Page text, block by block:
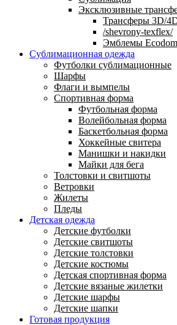
Эксклюзивные
Трансферы 3D/
/shevrony-texflex/
Эмблемы
Сублимационная одежда
Футболки сублимационные
Шарфы
Флаги и вымпелы
Спортивная форма
Футбольная форма
Волейбольная форма
Баскетбольная форма
Хоккейные свитера
Манишки и накидки
Майки для бега
Толстовки и свитшоты
Ветровки
Жилеты
Пледы
Детская одежда
Детские футболки
Детские свитшоты
Детские толстовки
Детские костюмы
Детская спортивная форма
Детские вязаные жилетки
Детские шарфы
Детские шапки
Готовая продукция